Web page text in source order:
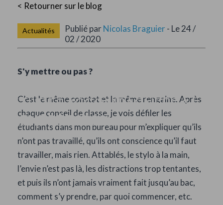
ETUDES ACCOMPAGNÉES À LA
RENTRÉE 2020
< Retourner sur le blog
Actualités Publié parNicolas Braguier- Le 24 /
02 / 2020
S'y mettre ou pas ?
C’est le même constat et la même rengaine. Après
chaque conseil de classe, je vois défiler les
étudiants dans mon bureau pour m’expliquer qu’ils
n’ont pas travaillé, qu’ils ont conscience qu’il faut
travailler, mais rien. Attablés, le stylo à la main,
l’envie n’est pas là, les distractions trop tentantes,
et puis ils n’ont jamais vraiment fait jusqu’au bac,
comment s’y prendre, par quoi commencer, etc.